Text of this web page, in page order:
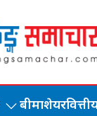
बीमाशेयर